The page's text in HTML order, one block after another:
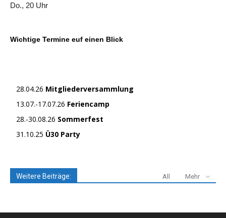
Do., 20 Uhr
Wichtige Termine euf einen Blick
28.04.26 Mitgliederversammlung
13.07.-17.07.26 Feriencamp
28.-30.08.26 Sommerfest
31.10.25 Ü30 Party
Weitere Beiträge: All Mehr